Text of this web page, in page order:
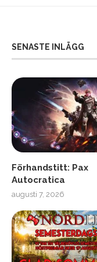
SENASTE INLÄGG
Förhandstitt: Pax
Autocratica
augusti 7, 2026